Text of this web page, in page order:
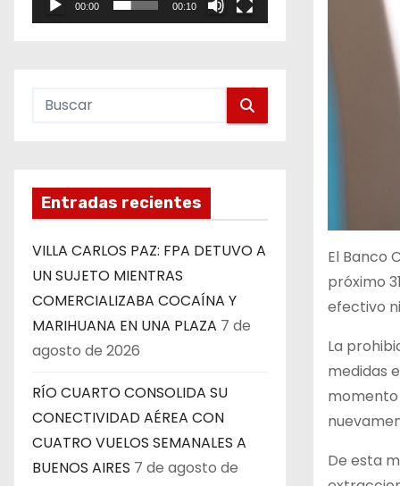
00:00 00:10
Entradas recientes
VILLA CARLOS PAZ: FPA DETUVO A
UN SUJETO MIENTRAS
COMERCIALIZABA COCAÍNA Y
MARIHUANA EN UNA PLAZA 7 de
agosto de 2026
RÍO CUARTO CONSOLIDA SU
CONECTIVIDAD AÉREA CON
CUATRO VUELOS SEMANALES A
BUENOS AIRES 7 de agosto de
El Banco
próximo
efectivo
La
medidas
momento
De esta